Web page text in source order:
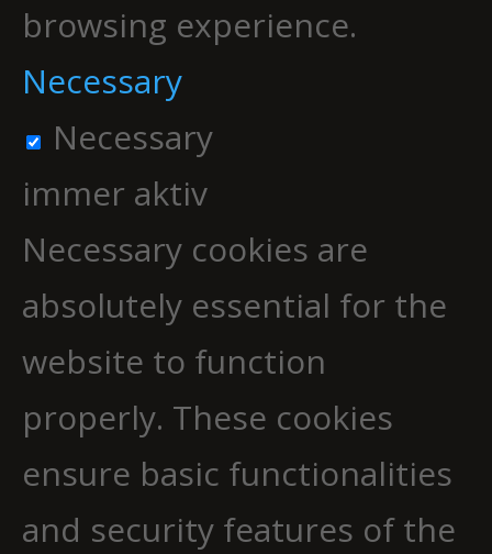
browsing experience.
Necessary
Necessary
immer aktiv
Necessary cookies are
absolutely essential for the
website to function
properly. These cookies
ensure basic functionalities
and security features of the